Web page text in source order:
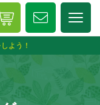
よう！